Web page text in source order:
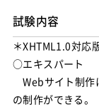
試験内容
＊XHTML1.0対応
○エキスパート
Webサイト制作
の制作ができる。